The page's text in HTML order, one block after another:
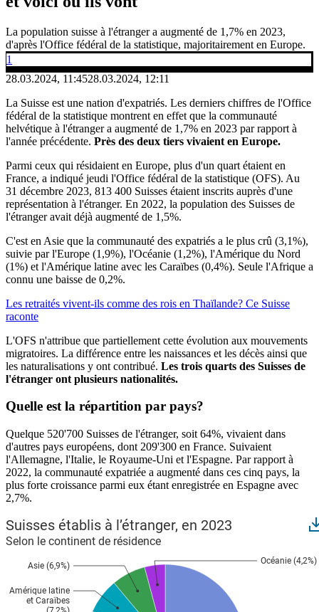
La population suisse à l'étranger a augmenté de 1,7% en 2023,
d'après l'Office fédéral de la statistique, majoritairement en Europe.
1
28.03.2024, 11:4528.03.2024, 12:11
La Suisse est une nation d'expatriés. Les derniers chiffres de l'Office
fédéral de la statistique montrent en effet que la communauté
helvétique à l'étranger a augmenté de 1,7% en 2023 par rapport à
l'année précédente. Près des deux tiers vivaient en Europe.
Parmi ceux qui résidaient en Europe, plus d'un quart étaient en
France, a indiqué jeudi l'Office fédéral de la statistique (OFS). Au
31 décembre 2023, 813 400 Suisses étaient inscrits auprès d'une
représentation à l'étranger. En 2022, la population des Suisses de
l'étranger avait déjà augmenté de 1,5%.
C'est en Asie que la communauté des expatriés a le plus crû (3,1%),
suivie par l'Europe (1,9%), l'Océanie (1,2%), l'Amérique du Nord
(1%) et l'Amérique latine avec les Caraïbes (0,4%). Seule l'Afrique a
connu une baisse de 0,2%.
Les retraités vivent-ils comme des rois en Thaïlande? Ce Suisse
raconte
L'OFS n'attribue que partiellement cette évolution aux mouvements
migratoires. La différence entre les naissances et les décès ainsi que
les naturalisations y ont contribué. Les trois quarts des Suisses de
l'étranger ont plusieurs nationalités.
Quelle est la répartition par pays?
Quelque 520'700 Suisses de l'étranger, soit 64%, vivaient dans
d'autres pays européens, dont 209'300 en France. Suivaient
l'Allemagne, l'Italie, le Royaume-Uni et l'Espagne. Par rapport à
2022, la communauté expatriée a augmenté dans ces cinq pays, la
plus forte croissance parmi eux étant enregistrée en Espagne avec
2,7%.